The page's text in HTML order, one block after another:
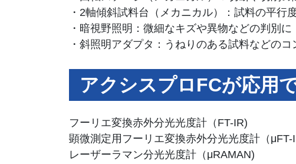
・2軸傾斜試料台（メカニカル）：試料の平行
・暗視野照明：微細なキズや異物などの判別に
・斜照明アダプタ：うねりのある試料などの
アクシスプロFCが応用
フーリエ変換赤外分光光度計（FT-IR)
顕微測定用フーリエ変換赤外分光光度計（μFT-
レーザーラマン分光光度計（μRAMAN)